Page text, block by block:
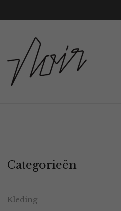
Categorieën
Kleding